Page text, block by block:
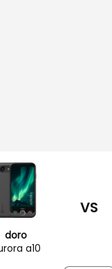
doro
a10
VS